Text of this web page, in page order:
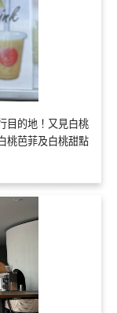
目的地！又見白桃
桃芭菲及白桃甜點